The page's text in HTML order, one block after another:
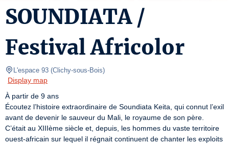
SOUNDIATA /
Festival Africolor
L'espace 93 (Clichy-sous-Bois)
Display map
À partir de 9 ans
Écoutez l’histoire extraordinaire de Soundiata Keita, qui connut l’exil
avant de devenir le sauveur du Mali, le royaume de son père.
C’était au XIIIème siècle et, depuis, les hommes du vaste territoire
ouest-africain sur lequel il régnait continuent de chanter les exploits